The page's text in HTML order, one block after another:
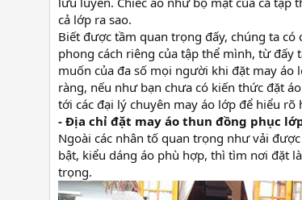
cả lớp ra sao.
Biết được tầm quan trọng đấy, chúng ta
phong cách riêng của tập thể mình, từ
muốn của đa số mọi người khi đặt may
ràng, nếu như bạn chưa có kiến thức đặt
tới các đại lý chuyên may áo lớp để hiểu rõ
- Địa chỉ đặt may áo thun đồng phục
Ngoài các nhân tố quan trọng như vải
bật, kiểu dáng áo phù hợp, thì tìm nơi đặt
trọng.